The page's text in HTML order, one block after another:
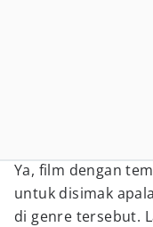
Ya, film dengan
untuk disimak
di genre tersebut.